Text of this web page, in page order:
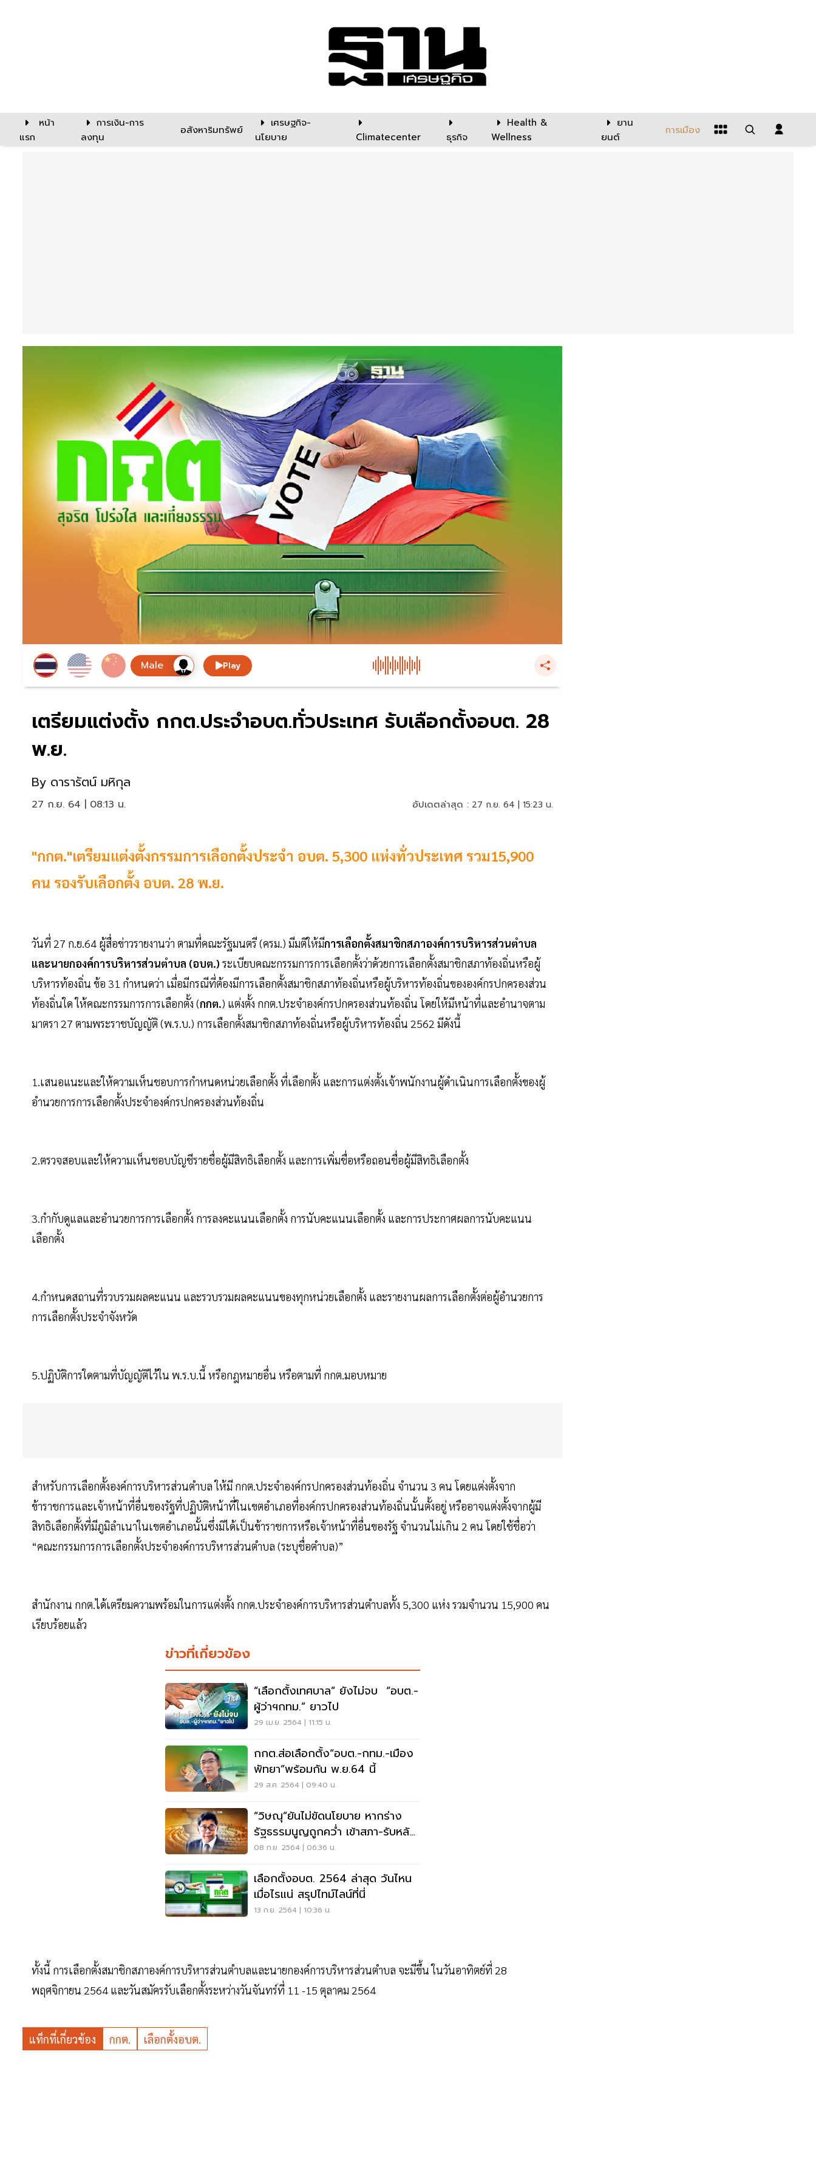
หน้า
แรก
การเงิน-การ
ลงทุน
อสังหาริมทรัพย์
เศรษฐกิจ-
นโยบาย
Climatecenter ธุรกิจ
Health &
Wellness
ยาน
ยนต์
การเมือง
Play
เตรียมแต่งตั้ง กกต.ประจำอบต.ทั่วประเทศ รับเลือกตั้งอบต. 28
พ.ย.
By ดารารัตน์ มหิกุล
27 ก.ย. 64 | 08:13 น. อัปเดตล่าสุด : 27 ก.ย. 64 | 15:23 น.
"กกต."เตรียมแต่งตั้งกรรมการเลือกตั้งประจำ อบต. 5,300 แห่งทั่วประเทศ รวม15,900
คน รองรับเลือกตั้ง อบต. 28 พ.ย.
วันที่ 27 ก.ย.64 ผู้สื่อข่าวรายงานว่า ตามที่คณะรัฐมนตรี (ครม.) มีมติให้มีการเลือกตั้งสมาชิกสภาองค์การบริหารส่วนตำบล
และนายกองค์การบริหารส่วนตำบล (อบต.) ระเบียบคณะกรรมการการเลือกตั้งว่าด้วยการเลือกตั้งสมาชิกสภาท้องถิ่นหรือผู้
บริหารท้องถิ่น ข้อ 31 กำหนดว่า เมื่อมีกรณีที่ต้องมีการเลือกตั้งสมาชิกสภาท้องถิ่นหรือผู้บริหารท้องถิ่นขององค์กรปกครองส่วน
ท้องถิ่นใด ให้คณะกรรมการการเลือกตั้ง (กกต.) แต่งตั้ง กกต.ประจำองค์กรปกครองส่วนท้องถิ่น โดยให้มีหน้าที่และอำนาจตาม
มาตรา 27 ตามพระราชบัญญัติ (พ.ร.บ.) การเลือกตั้งสมาชิกสภาท้องถิ่นหรือผู้บริหารท้องถิ่น 2562 มีดังนี้
1.เสนอแนะและให้ความเห็นชอบการกำหนดหน่วยเลือกตั้ง ที่เลือกตั้ง และการแต่งตั้งเจ้าพนักงานผู้ดำเนินการเลือกตั้งของผู้
อำนวยการการเลือกตั้งประจำองค์กรปกครองส่วนท้องถิ่น
2.ตรวจสอบและให้ความเห็นชอบบัญชีรายชื่อผู้มีสิทธิเลือกตั้ง และการเพิ่มชื่อหรือถอนชื่อผู้มีสิทธิเลือกตั้ง
3.กำกับดูแลและอำนวยการการเลือกตั้ง การลงคะแนนเลือกตั้ง การนับคะแนนเลือกตั้ง และการประกาศผลการนับคะแนน
เลือกตั้ง
4.กำหนดสถานที่รวบรวมผลคะแนน และรวบรวมผลคะแนนของทุกหน่วยเลือกตั้ง และรายงานผลการเลือกตั้งต่อผู้อำนวยการ
การเลือกตั้งประจำจังหวัด
5.ปฏิบัติการใดตามที่บัญญัติไว้ใน พ.ร.บ.นี้ หรือกฎหมายอื่น หรือตามที่ กกต.มอบหมาย
สำหรับการเลือกตั้งองค์การบริหารส่วนตำบล ให้มี กกต.ประจำองค์กรปกครองส่วนท้องถิ่น จำนวน 3 คน โดยแต่งตั้งจาก
ข้าราชการและเจ้าหน้าที่อื่นของรัฐที่ปฏิบัติหน้าที่ในเขตอำเภอที่องค์กรปกครองส่วนท้องถิ่นนั้นตั้งอยู่ หรืออาจแต่งตั้งจากผู้มี
สิทธิเลือกตั้งที่มีภูมิลำเนาในเขตอำเภอนั้นซึ่งมิได้เป็นข้าราชการหรือเจ้าหน้าที่อื่นของรัฐ จำนวนไม่เกิน 2 คน โดยใช้ชื่อว่า
“คณะกรรมการการเลือกตั้งประจำองค์การบริหารส่วนตำบล (ระบุชื่อตำบล)”
สำนักงาน กกต.ได้เตรียมความพร้อมในการแต่งตั้ง กกต.ประจำองค์การบริหารส่วนตำบลทั้ง 5,300 แห่ง รวมจำนวน 15,900 คน
เรียบร้อยแล้ว
ข่าวที่เกี่ยวข้อง
“เลือกตั้งเทศบาล” ยังไม่จบ “อบต.-
ผู้ว่าฯกทม.” ยาวไป
29 เม.ย. 2564 | 11:15 น.
กกต.ส่อเลือกตั้ง“อบต.-กทม.-เมือง
พัทยา”พร้อมกัน พ.ย.64 นี้
29 ส.ค. 2564 | 09:40 น.
“วิษณุ”ยันไม่ขัดนโยบาย หากร่าง
รัฐธรรมนูญถูกคว่ำ เข้าสภา-รับหลัก
การแล้ว
08 ก.ย. 2564 | 06:36 น.
เลือกตั้งอบต. 2564 ล่าสุด วันไหน
เมื่อไรแน่ สรุปไทม์ไลน์ที่นี่
13 ก.ย. 2564 | 10:36 น.
ทั้งนี้ การเลือกตั้งสมาชิกสภาองค์การบริหารส่วนตำบลและนายกองค์การบริหารส่วนตำบล จะมีขึ้น ในวันอาทิตย์ที่ 28
พฤศจิกายน 2564 และวันสมัครรับเลือกตั้งระหว่างวันจันทร์ที่ 11 -15 ตุลาคม 2564
แท็กที่เกี่ยวข้อง กกต. เลือกตั้งอบต.